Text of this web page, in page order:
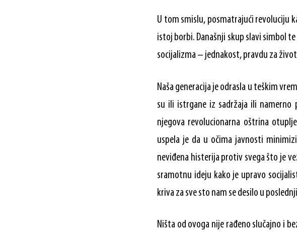
U tom smislu, posmatrajući revoluciju
istoj borbi. Današnji skup slavi simbol
socijalizma – jednakost, pravdu za
Naša generacija je odrasla u teškim
su ili istrgane iz sadržaja ili namerno
njegova revolucionarna oštrina
uspela je da u očima javnosti
neviđena histerija protiv svega što je
sramotnu ideju kako je upravo
kriva za sve sto nam se desilo u
Ništa od ovoga nije rađeno slučajno i